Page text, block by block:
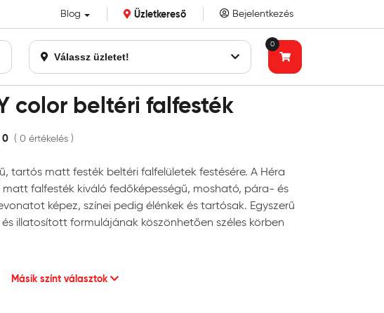
Blog Üzletkereső Bejelentkezés
Válassz üzletet!
0
le. Köszönjük eddigi bizalmát!
color beltéri falfesték
0 ( 0 értékelés )
tartós matt festék beltéri falfelületek festésére. A Héra
matt falfesték kiváló fedőképességű, mosható, pára- és
képez, színei pedig élénkek és tartósak. Egyszerű
illatosított formulájának köszönhetően széles körben
Másik színt választok